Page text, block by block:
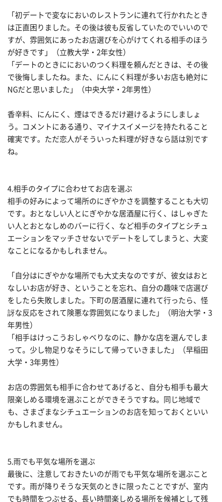
「初デートで変なにおいのレストランに連れて行かれたとき
は正直困りました。その後は彼も反省していたのでいいので
すが、雰囲気にあったお店選びを心がけてくれる相手のほう
が好きです」（立教大学・2年女性）
「デートのときににおいのつく料理を頼んだときは、その後
で後悔しましたね。また、にんにく料理が多いお店も絶対に
NGだと思いました」（中央大学・2年男性）
香辛料、にんにく、煙はできるだけ避けるようにしましょ
う。コメントにある通り、マイナスイメージを持たれること
確実です。ただ恋人がそういった料理が好きなら話は別です
ね。
4.相手のタイプに合わせてお店を選ぶ
相手の好みによって場所のにぎやかさを調整することも大切
です。おとなしい人とにぎやかな居酒屋に行く、はしゃぎた
い人とおとなしめのバーに行く、など相手のタイプとシチュ
エーションをマッチさせないでデートをしてしまうと、大変
なことになるかもしれません。
「自分はにぎやかな場所でも大丈夫なのですが、彼女はおと
なしいお店が好き、ということを忘れ、自分の趣味で店選び
をしたら失敗しました。下町の居酒屋に連れて行ったら、怪
訝な反応をされて険悪な雰囲気になりました」（明治大学・3
年男性）
「相手はけっこうおしゃべりなのに、静かな店を選んでしま
って。少し物足りなそうにして帰っていきました」（早稲田
大学・3年男性）
お店の雰囲気も相手に合わせてあげると、自分も相手も最大
限楽しめる環境を選ぶことができそうですね。同じ地域で
も、さまざまなシチュエーションのお店を知っておくといい
かもしれません。
5.雨でも平気な場所を選ぶ
最後に、注意しておきたいのが雨でも平気な場所を選ぶこと
です。雨が降りそうな天気のときに限ったことですが、室内
でも時間をつぶせる、長い時間楽しめる場所を候補として残